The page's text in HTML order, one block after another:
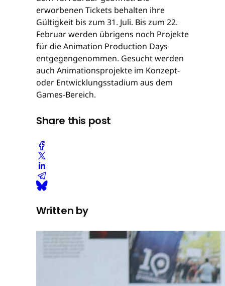
erworbenen Tickets behalten ihre
Gültigkeit bis zum 31. Juli. Bis zum 22.
Februar werden übrigens noch Projekte
für die Animation Production Days
entgegengenommen. Gesucht werden
auch Animationsprojekte im Konzept-
oder Entwicklungsstadium aus dem
Games-Bereich.
Share this post
Written by